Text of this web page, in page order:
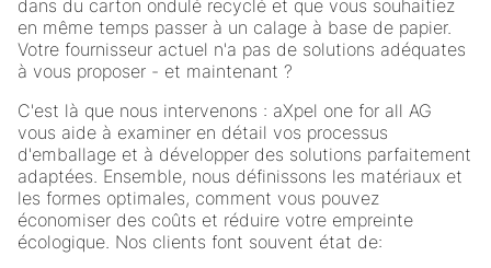
dans du carton ondulé recyclé et que vous souhaitiez
en même temps passer à un calage à base de papier.
Votre fournisseur actuel n'a pas de solutions adéquates
à vous proposer - et maintenant ?
C'est là que nous intervenons : aXpel one for all AG
vous aide à examiner en détail vos processus
d'emballage et à développer des solutions parfaitement
adaptées. Ensemble, nous définissons les matériaux et
les formes optimales, comment vous pouvez
économiser des coûts et réduire votre empreinte
écologique. Nos clients font souvent état de: